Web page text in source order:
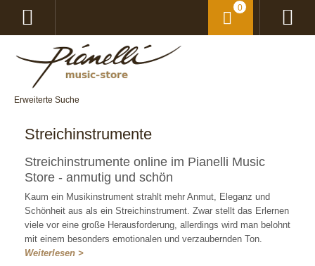
Erweiterte Suche
0
Streichinstrumente
Streichinstrumente online im Pianelli Music
Store - anmutig und schön
Kaum ein Musikinstrument strahlt mehr Anmut, Eleganz und
Schönheit aus als ein Streichinstrument. Zwar stellt das Erlernen
viele vor eine große Herausforderung, allerdings wird man belohnt
mit einem besonders emotionalen und verzaubernden Ton.
Weiterlesen >